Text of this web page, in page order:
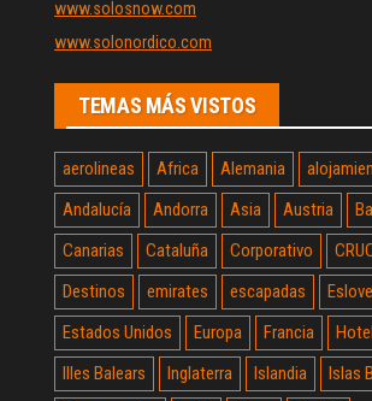
www.solosnow.com
www.solonordico.com
TEMAS MÁS VISTOS
aerolineas Africa Alemania
Andalucía
Andorra Asia Austria
Canarias
Cataluña Corporativo
Destinos
emirates escapadas
Estados Unidos
Europa Francia
Illes Balears
Inglaterra Islandia
Islas